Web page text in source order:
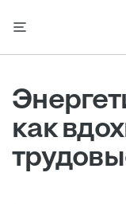
как